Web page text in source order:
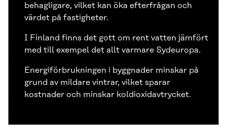
behagligare, vilket kan öka efterfrågan och
värdet på fastigheter.
I Finland finns det gott om rent vatten jämfört
med till exempel det allt varmare Sydeuropa.
Energiförbrukningen i byggnader minskar på
grund av mildare vintrar, vilket sparar
kostnader och minskar koldioxidavtrycket.